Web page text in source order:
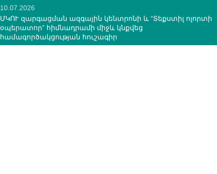
10.07.2026
ՄԿՈՒ զարգացման ազգային կենտրոնի և “Տեքստիլ ոլորտի
օպերատոր” հիմնադրամի միջև կնքվեց
համագործակցության հուշագիր